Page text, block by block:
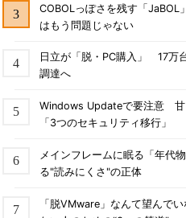
COBOLっぽさを残す「
はもう問題じゃない
日立が「脱・PC購入」 17万
調達へ
Windows Updateで要注意 甘
「3つのセキュリティ移行」
メインフレームに眠る「年代
る"読みにくさ"の正体
「脱VMware」なんて望んで